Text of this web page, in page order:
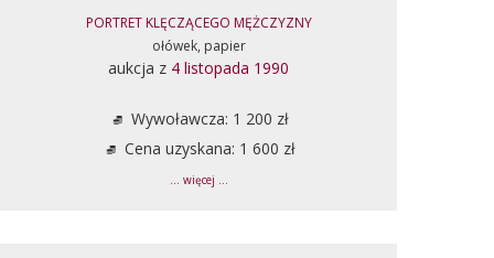
PORTRET KLĘCZĄCEGO MĘŻCZYZNY
ołówek, papier
aukcja z 4 listopada 1990
Wywoławcza: 1 200 zł
Cena uzyskana: 1 600 zł
... więcej ...